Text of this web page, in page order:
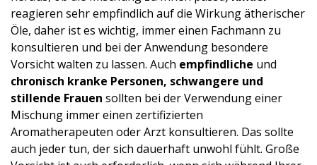
reagieren sehr empfindlich auf die Wirkung ätherischer
Öle, daher ist es wichtig, immer einen Fachmann zu
konsultieren und bei der Anwendung besondere
Vorsicht walten zu lassen. Auch empfindliche und
chronisch kranke Personen, schwangere und
stillende Frauen sollten bei der Verwendung einer
Mischung immer einen zertifizierten
Aromatherapeuten oder Arzt konsultieren. Das sollte
auch jeder tun, der sich dauerhaft unwohl fühlt. Große